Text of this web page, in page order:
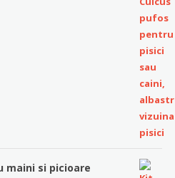
maini si picioare